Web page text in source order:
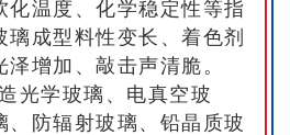
化温度、化学稳定性等指
成型料性变长、着色剂
增加、敲击声清脆。
光学玻璃、电真空玻
、防辐射玻璃、铅晶质玻